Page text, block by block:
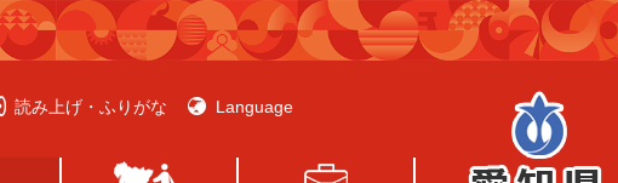
読み上げ・ふりがな Language